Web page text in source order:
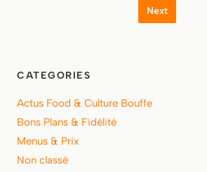
Next
CATEGORIES
Actus Food & Culture Bouffe
Bons Plans & Fidélité
Menus & Prix
Non classé